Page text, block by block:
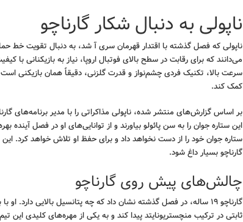
ناپولی به دنبال شکار گارناچو
ناپولی که فصل گذشته با اقتدار قهرمان سری آ شد، به دنبال تقویت خط
می‌دانند که برای رقابت در سطح بالای فوتبال اروپا، نیاز به بازیکنانی با
سرعت بالا، تکنیک فردی چشم‌نواز و قدرت گلزنی، دقیقاً همان بازیکنی
کمک کند.
بر اساس گزارش‌های منتشر شده، ناپولی مذاکراتی را با مدیر برنامه‌های
این ستاره جوان را به سن پائولو بیاورند و از توانایی‌های او در فصل آینده
ستاره جوان خود را از دست نخواهد داد و برای حفظ او تلاش خواهد کرد.
گارناچو بسیار داغ شود.
چالش‌های پیش روی گارناچو
گارناچو ۱۹ ساله، در فصل گذشته نشان داد که چه پتانسیل بالایی
ثابتی در ترکیب منچستریونایتد پیدا کند و به یکی از مهره‌های کلیدی این